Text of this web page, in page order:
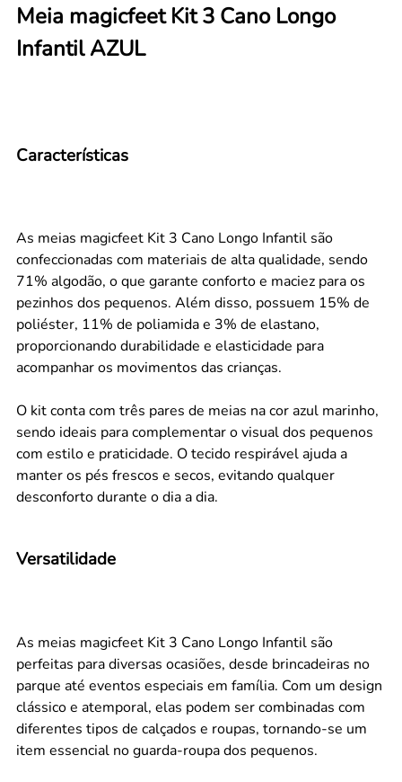
Meia magicfeet Kit 3 Cano Longo
Infantil AZUL
Características
As meias magicfeet Kit 3 Cano Longo Infantil são
confeccionadas com materiais de alta qualidade, sendo
71% algodão, o que garante conforto e maciez para os
pezinhos dos pequenos. Além disso, possuem 15% de
poliéster, 11% de poliamida e 3% de elastano,
proporcionando durabilidade e elasticidade para
acompanhar os movimentos das crianças.
O kit conta com três pares de meias na cor azul marinho,
sendo ideais para complementar o visual dos pequenos
com estilo e praticidade. O tecido respirável ajuda a
manter os pés frescos e secos, evitando qualquer
desconforto durante o dia a dia.
Versatilidade
As meias magicfeet Kit 3 Cano Longo Infantil são
perfeitas para diversas ocasiões, desde brincadeiras no
parque até eventos especiais em família. Com um design
clássico e atemporal, elas podem ser combinadas com
diferentes tipos de calçados e roupas, tornando-se um
item essencial no guarda-roupa dos pequenos.